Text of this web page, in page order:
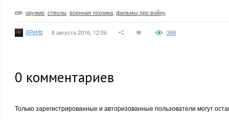
оружие стволы военная техника фильмы про войну
XPeHb 8 августа 2016, 12:06 368
0 комментариев
Только зарегистрированные и авторизованные пользователи могут